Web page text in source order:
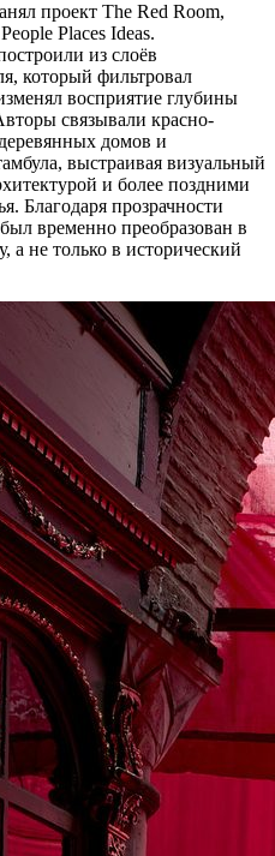
проект The Red Room,
Places Ideas.
из слоёв
который фильтровал
восприятие глубины
связывали красно-
домов и
выстраивая визуальный
и более поздними
Благодаря прозрачности
временно преобразован в
не только в исторический